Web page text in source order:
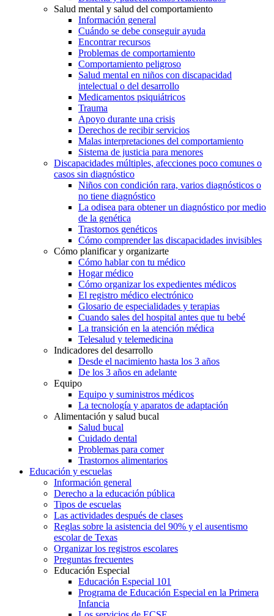
Salud mental y salud del comportamiento
Información general
Cuándo se debe conseguir ayuda
Encontrar recursos
Problemas de comportamiento
Comportamiento peligroso
Salud mental en niños con discapacidad
intelectual o del desarrollo
Medicamentos psiquiátricos
Trauma
Apoyo durante una crisis
Derechos de recibir servicios
Malas interpretaciones del comportamiento
Sistema de justicia para menores
Discapacidades múltiples, afecciones poco comunes o
casos sin diagnóstico
Niños con condición rara, varios diagnósticos o
no tiene diagnóstico
La odisea para obtener un diagnóstico por medio
de la genética
Trastornos genéticos
Cómo comprender las discapacidades invisibles
Cómo planificar y organizarte
Cómo hablar con tu médico
Hogar médico
Cómo organizar los expedientes médicos
El registro médico electrónico
Glosario de especialidades y terapias
Cuando sales del hospital antes que tu bebé
La transición en la atención médica
Telesalud y telemedicina
Indicadores del desarrollo
Desde el nacimiento hasta los 3 años
De los 3 años en adelante
Equipo
Equipo y suministros médicos
La tecnología y aparatos de adaptación
Alimentación y salud bucal
Salud bucal
Cuidado dental
Problemas para comer
Trastornos alimentarios
Educación y escuelas
Información general
Derecho a la educación pública
Tipos de escuelas
Las actividades después de clases
Reglas sobre la asistencia del 90% y el ausentismo
escolar de Texas
Organizar los registros escolares
Preguntas frecuentes
Educación Especial
Educación Especial 101
Programa de Educación Especial en la Primera
Infancia